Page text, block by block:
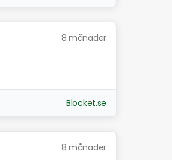
8 månader
Blocket.se
8 månader